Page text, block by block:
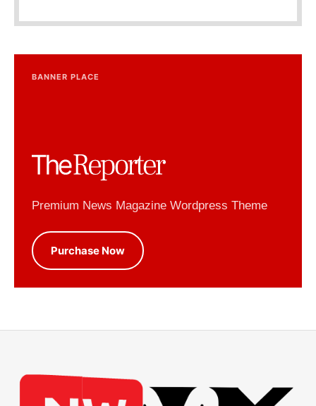
BANNER PLACE
Premium News Magazine Wordpress Theme
Purchase Now